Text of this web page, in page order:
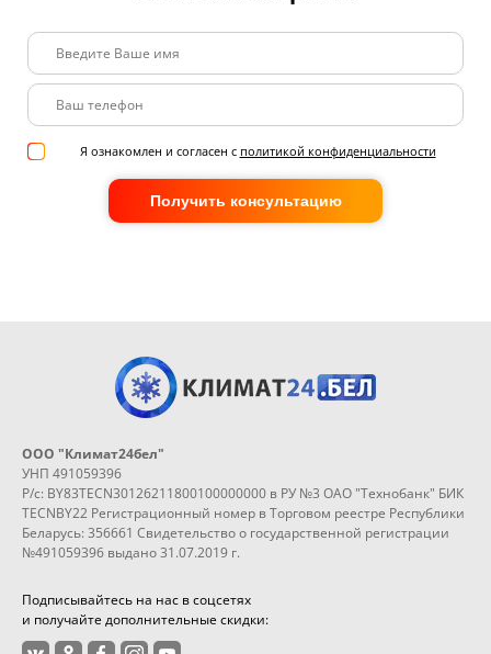
Я ознакомлен и согласен с политикой конфиденциальности
Получить консультацию
ООО "Климат24бел"
УНП 491059396
Р/с: BY83TECN30126211800100000000 в РУ №3 ОАО "Технобанк" БИК
TECNBY22 Регистрационный номер в Торговом реестре Республики
Беларусь: 356661 Свидетельство о государственной регистрации
№491059396 выдано 31.07.2019 г.
Подписывайтесь на нас в соцсетях
и получайте дополнительные скидки: